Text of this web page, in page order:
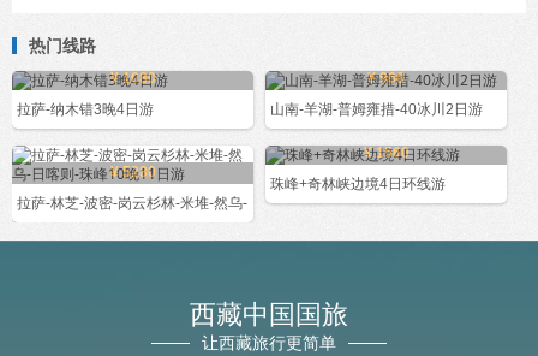
热门线路
¥ 1080
拉萨-纳木错3晚4日游
¥ 960
山南-羊湖-普姆雍措-40冰川2日游
¥ 5280
拉萨-林芝-波密-岗云杉林-米堆-然乌-
¥ 1560
珠峰+奇林峡边境4日环线游
西藏中国国旅
让西藏旅行更简单